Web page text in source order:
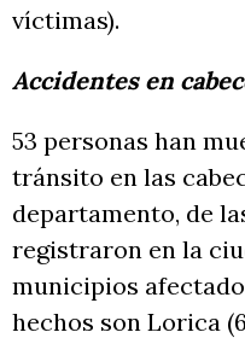
víctimas).
Accidentes en
53 personas han
tránsito en las
departamento, de
registraron en la
municipios
hechos son Lorica